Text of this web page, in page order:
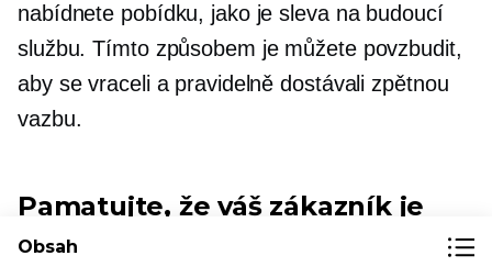
nabídnete pobídku, jako je sleva na budoucí
službu. Tímto způsobem je můžete povzbudit,
aby se vraceli a pravidelně dostávali zpětnou
vazbu.
Pamatujte, že váš zákazník je
člověk jako vy
Obsah